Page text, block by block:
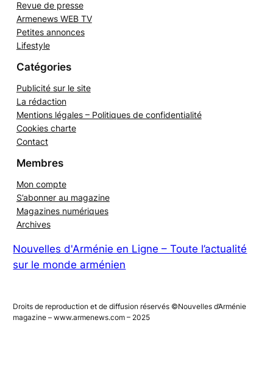
Opinion
Revue de presse
Armenews WEB TV
Petites annonces
Publicité sur le site
La rédaction
Mentions légales – Politiques de confidentialité
Cookies charte
Mon compte
S’abonner au magazine
Magazines numériques
Nouvelles d'Arménie en Ligne – Toute l’actualité
Droits de reproduction et de diffusion réservés ©Nouvelles d’Arménie